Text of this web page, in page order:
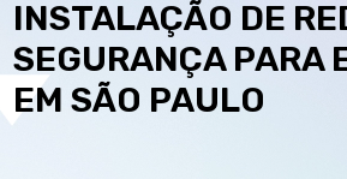
INSTALAÇÃO DE
SEGURANÇA PARA
EM SÃO PAULO